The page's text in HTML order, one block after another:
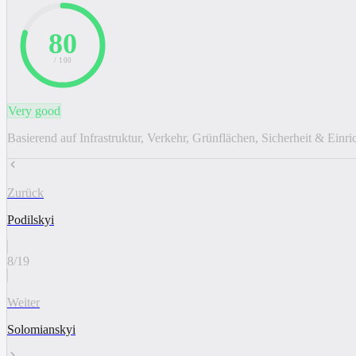
80
/ 100
Very good
Basierend auf Infrastruktur, Verkehr, Grünflächen, Sicherheit &
Zurück
Podilskyi
8/19
Weiter
Solomianskyi